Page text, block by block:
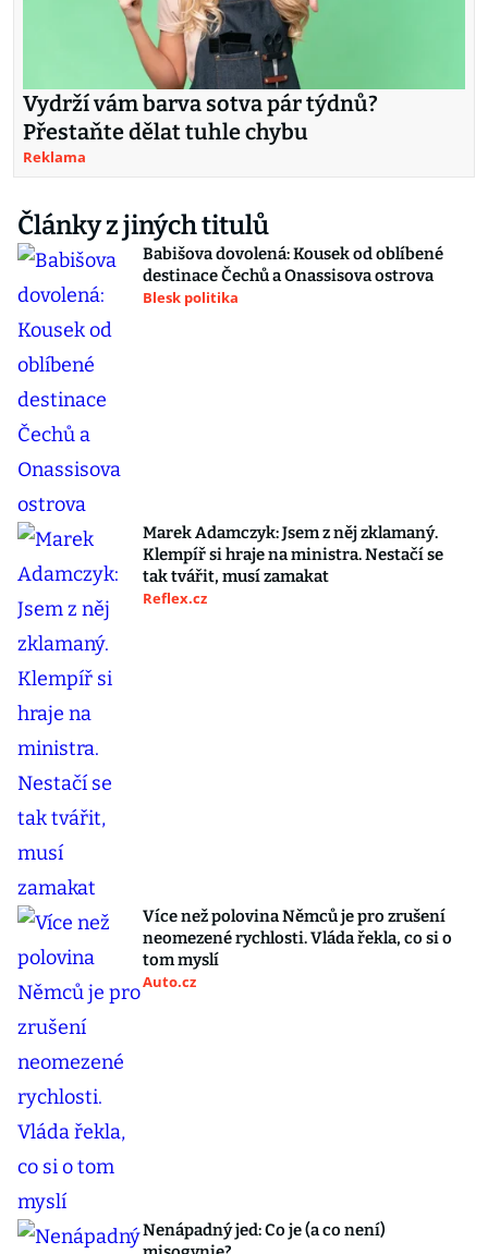
Vydrží vám barva sotva pár týdnů?
Přestaňte dělat tuhle chybu
Reklama
Články z jiných titulů
Babišova dovolená: Kousek od oblíbené
destinace Čechů a Onassisova ostrova
Blesk politika
Marek Adamczyk: Jsem z něj zklamaný.
Klempíř si hraje na ministra. Nestačí se
tak tvářit, musí zamakat
Reflex.cz
Více než polovina Němců je pro zrušení
neomezené rychlosti. Vláda řekla, co si o
tom myslí
Auto.cz
Nenápadný jed: Co je (a co není)